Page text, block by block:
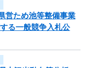
営ため池等整備事業
る一般競争入札公